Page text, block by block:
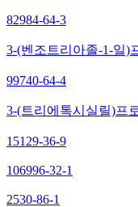
82984-64-3
3-(벤조트리아졸-1-일)
99740-64-4
3-(트리에톡시실릴)프
15129-36-9
106996-32-1
2530-86-1